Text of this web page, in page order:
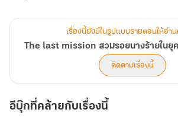
เรื่องนี้ยังมีในรูปแบบรายตอนให้อ่า
ติดตามเรื่องนี้
อีบุ๊กที่คล้ายกับเรื่องนี้